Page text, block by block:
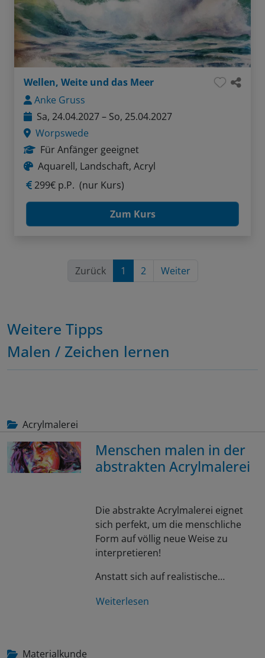
Wellen, Weite und das Meer
Anke Gruss
Sa, 24.04.2027 – So, 25.04.2027
Worpswede
Für Anfänger geeignet
Aquarell, Landschaft, Acryl
299€ p.P. (nur Kurs)
Zum Kurs
Zurück 1 2 Weiter
Weitere Tipps
Malen / Zeichen lernen
Acrylmalerei
Menschen malen in der
abstrakten Acrylmalerei
Die abstrakte Acrylmalerei eignet
sich perfekt, um die menschliche
Form auf völlig neue Weise zu
interpretieren!
Anstatt sich auf realistische…
Weiterlesen
Materialkunde